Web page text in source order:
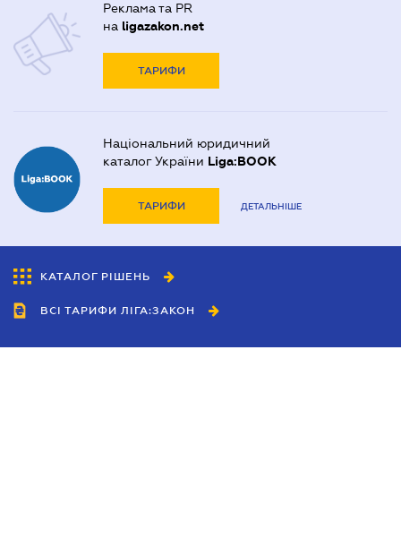
Реклама та PR
на ligazakon.net
ТАРИФИ
Національний юридичний
каталог України Liga:BOOK
ТАРИФИ ДЕТАЛЬНІШЕ
КАТАЛОГ РІШЕНЬ
ВСІ ТАРИФИ ЛІГА:ЗАКОН